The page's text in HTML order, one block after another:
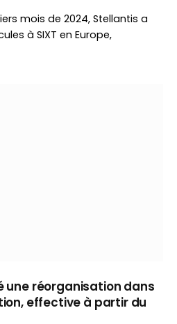
mois de 2024, Stellantis a
à SIXT en Europe,
une réorganisation dans
effective à partir du